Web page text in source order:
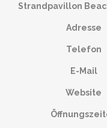
Strandpavillon
Adresse
Telefon
E-Mail
Website